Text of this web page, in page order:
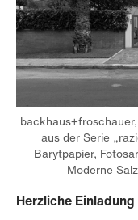
aus der Serie
Barytpapier,
Moderne
Herzliche